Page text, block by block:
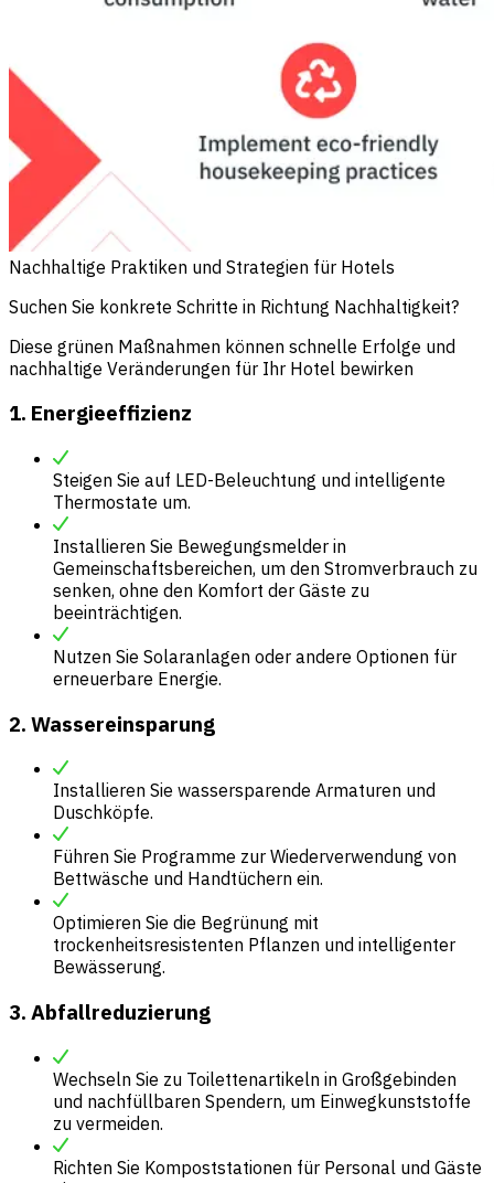
Nachhaltige Praktiken und Strategien für Hotels
Suchen Sie konkrete Schritte in Richtung Nachhaltigkeit?
Diese grünen Maßnahmen können schnelle Erfolge und
nachhaltige Veränderungen für Ihr Hotel bewirken
1. Energieeffizienz
Steigen Sie auf LED-Beleuchtung und intelligente
Thermostate um.
Installieren Sie Bewegungsmelder in
Gemeinschaftsbereichen, um den Stromverbrauch zu
senken, ohne den Komfort der Gäste zu
beeinträchtigen.
Nutzen Sie Solaranlagen oder andere Optionen für
erneuerbare Energie.
2. Wassereinsparung
Installieren Sie wassersparende Armaturen und
Duschköpfe.
Führen Sie Programme zur Wiederverwendung von
Bettwäsche und Handtüchern ein.
Optimieren Sie die Begrünung mit
trockenheitsresistenten Pflanzen und intelligenter
Bewässerung.
3. Abfallreduzierung
Wechseln Sie zu Toilettenartikeln in Großgebinden
und nachfüllbaren Spendern, um Einwegkunststoffe
zu vermeiden.
Richten Sie Kompoststationen für Personal und Gäste